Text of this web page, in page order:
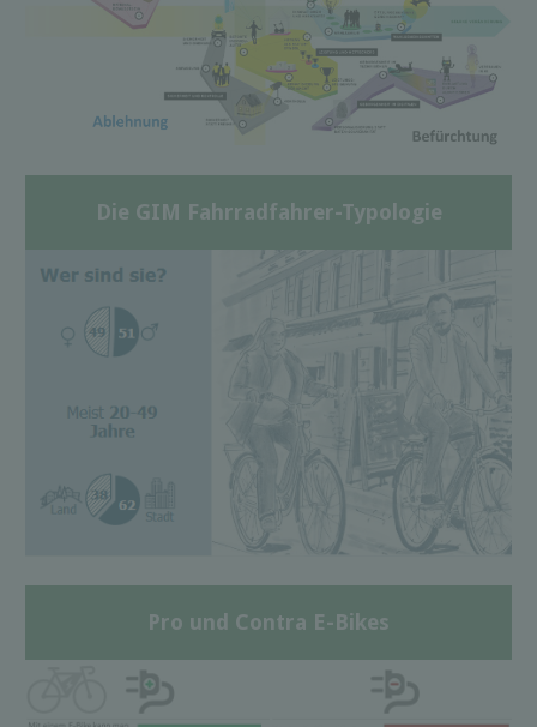
Die GIM Fahrradfahrer-Typologie
Pro und Contra E-Bikes